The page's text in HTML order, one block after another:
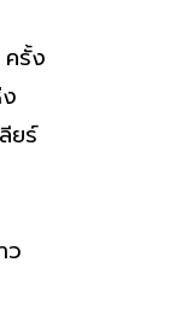
รั้ง
ยร์
ว